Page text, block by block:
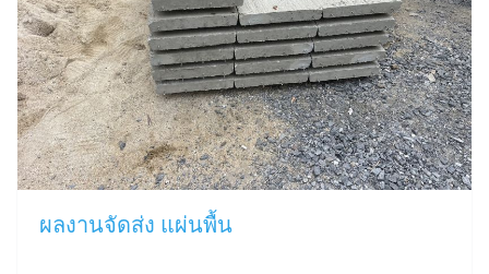
ผลงานจัดส่ง แผ่นพื้น